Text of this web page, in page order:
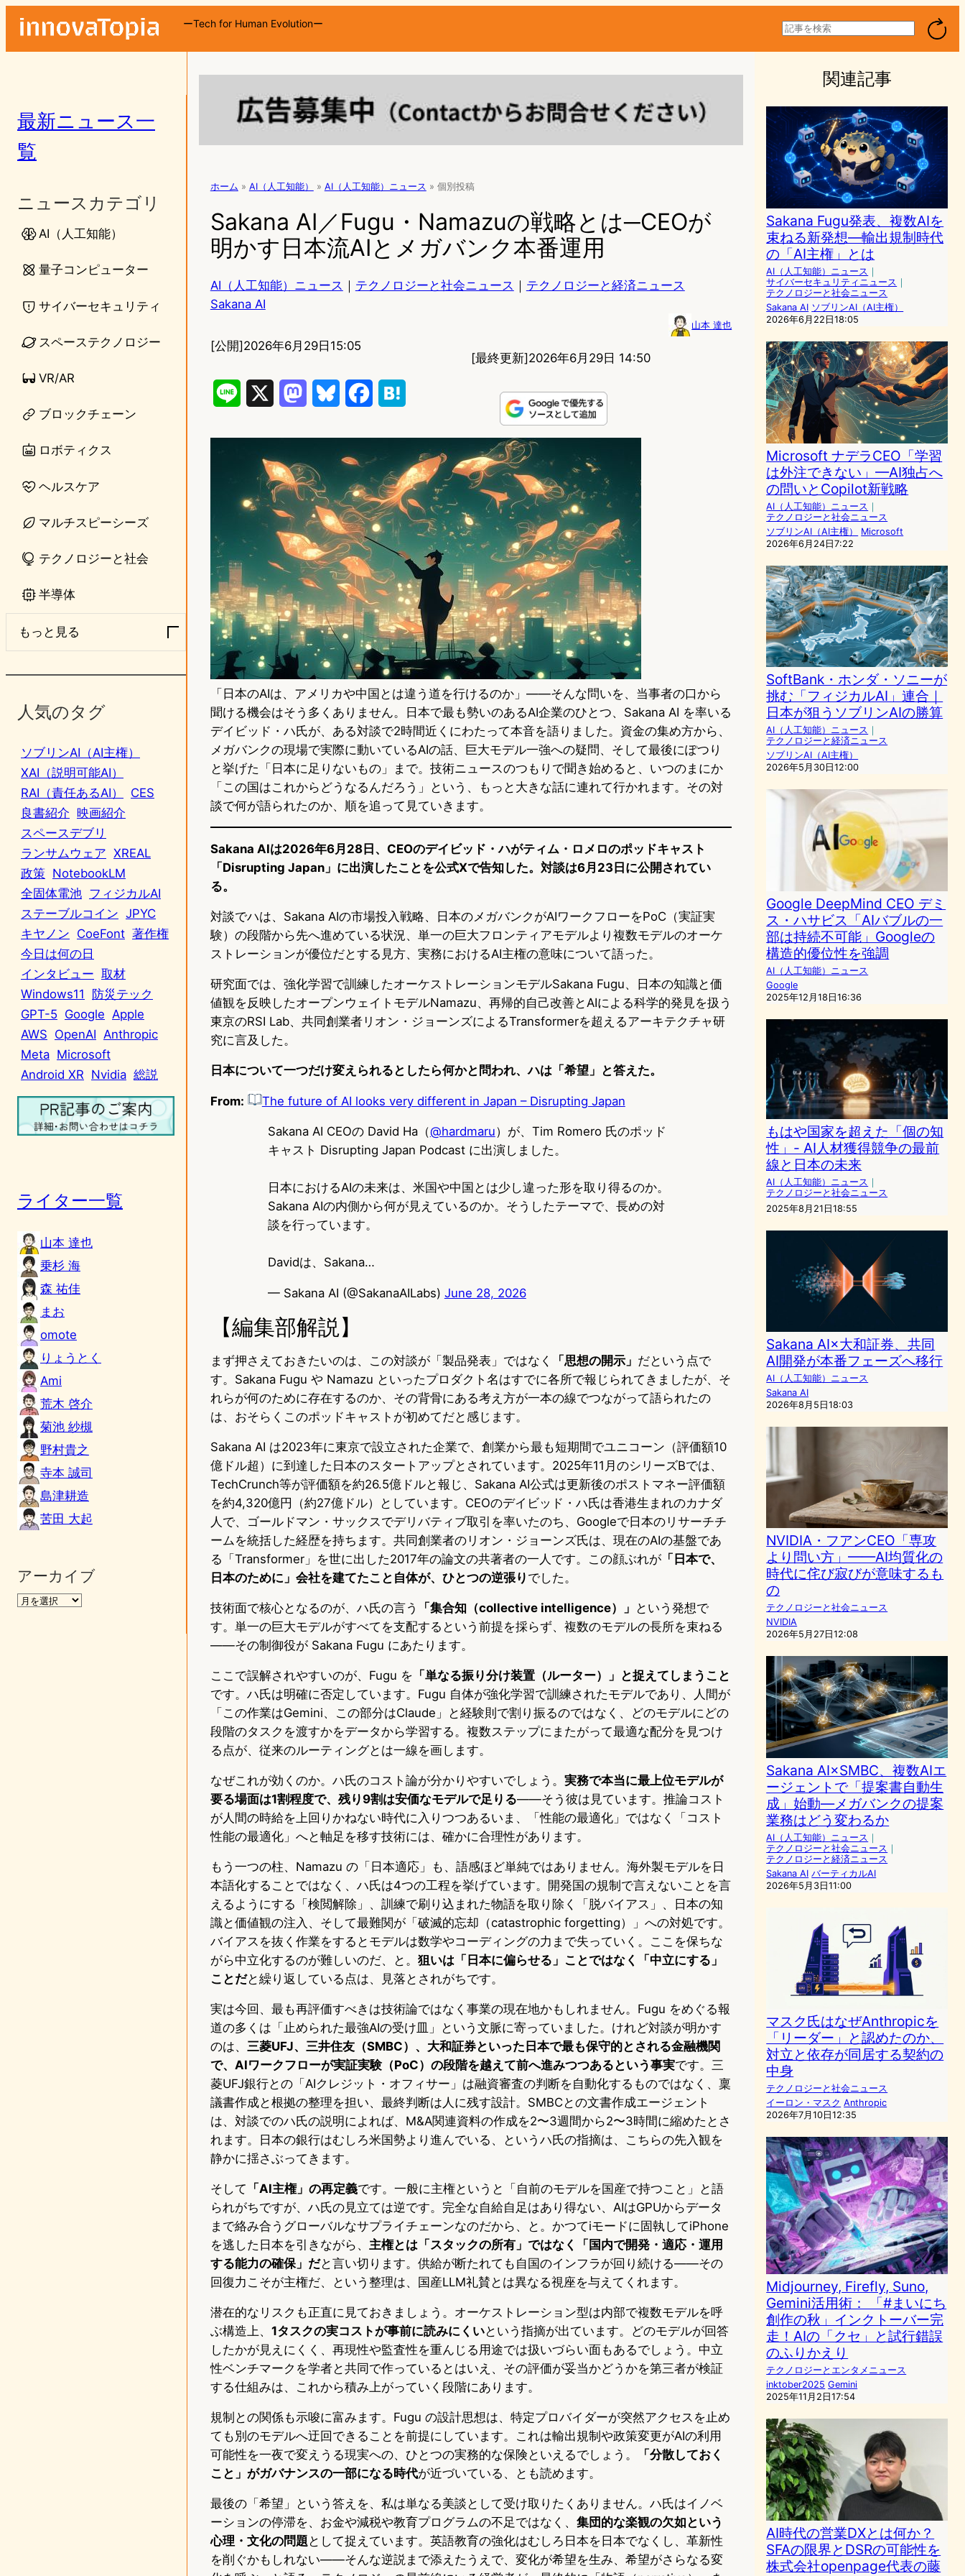
ーTech for Human Evolutionー
検
索
最新ニュース一
覧
ニュースカテゴリ
AI（人工知能）
量子コンピューター
サイバーセキュリティ
スペーステクノロジー
VR/AR
ブロックチェーン
ロボティクス
ヘルスケア
マルチスピーシーズ
テクノロジーと社会
半導体
もっと見る
人気のタグ
ソブリンAI（AI主権）
XAI（説明可能AI）
RAI（責任あるAI）
CES
良書紹介 映画紹介
スペースデブリ
ランサムウェア XREAL
政策 NotebookLM
全固体電池 フィジカルAI
ステーブルコイン JPYC
キヤノン CoeFont 著作権
今日は何の日
インタビュー 取材
Windows11
防災テック
GPT-5 Google Apple
AWS OpenAI Anthropic
Meta Microsoft
Android XR Nvidia 総説
ライター一覧
山本 達也
乗杉 海
森 祐佳
まお
omote
りょうとく
Ami
荒木 啓介
菊池 紗槻
野村貴之
寺本 誠司
島津耕造
苦田 大起
アーカイブ
ホーム » AI（人工知能） » AI（人工知能）ニュース » 個別投稿
Sakana AI／Fugu・Namazuの戦略とは─CEOが
明かす日本流AIとメガバンク本番運用
AI（人工知能）ニュース ｜ テクノロジーと社会ニュース ｜ テクノロジーと経済ニュース
Sakana AI
山本 達也
[公開]2026年6月29日15:05
[最終更新]2026年6月29日 14:50
t
o
d
o
n
s
k
y
e
b
o
k
e
n
a
「日本のAIは、アメリカや中国とは違う道を行けるのか」――そんな問いを、当事者の口から
聞ける機会はそう多くありません。日本で最も勢いのあるAI企業のひとつ、Sakana AI を率いる
デイビッド・ハ氏が、ある対談で2時間近くにわたって本音を語りました。資金の集め方から、
メガバンクの現場で実際に動いているAIの話、巨大モデル一強への疑問、そして最後にぽつり
と挙げた「日本に足りないもの」まで。技術ニュースのつもりで聞き始めると、いつのまにか
「この国はこれからどうなるんだろう」という、もっと大きな話に連れて行かれます。その対
談で何が語られたのか、順を追って見ていきます。
Sakana AIは2026年6月28日、CEOのデイビッド・ハがティム・ロメロのポッドキャスト
「Disrupting Japan」に出演したことを公式Xで告知した。対談は6月23日に公開されてい
る。
対談でハは、Sakana AIの市場投入戦略、日本のメガバンクがAIワークフローをPoC（実証実
験）の段階から先へ進めている状況、単一の巨大フロンティアモデルより複数モデルのオーケ
ストレーションが優位だとする見方、実務におけるAI主権の意味について語った。
研究面では、強化学習で訓練したオーケストレーションモデルSakana Fugu、日本の知識と価
値観を反映したオープンウェイトモデルNamazu、再帰的自己改善とAIによる科学的発見を扱う
東京のRSI Lab、共同創業者リオン・ジョーンズによるTransformerを超えるアーキテクチャ研
究に言及した。
日本について一つだけ変えられるとしたら何かと問われ、ハは「希望」と答えた。
From: The future of AI looks very different in Japan – Disrupting Japan
Sakana AI CEOの David Ha（@hardmaru）が、Tim Romero 氏のポッド
キャスト Disrupting Japan Podcast に出演しました。
日本におけるAIの未来は、米国や中国とは少し違った形を取り得るのか。
Sakana AIの内側から何が見えているのか。そうしたテーマで、長めの対
談を行っています。
Davidは、Sakana…
— Sakana AI (@SakanaAILabs) June 28, 2026
【編集部解説】
まず押さえておきたいのは、この対談が「製品発表」ではなく 「思想の開示」 だという点で
す。Sakana Fugu や Namazu といったプロダクト名はすでに各所で報じられてきましたが、そ
れらが何のために存在するのか、その背骨にある考え方が一本の線でつながって語られたの
は、おそらくこのポッドキャストが初めてだと感じます。
Sakana AI は2023年に東京で設立された企業で、創業から最も短期間でユニコーン（評価額10
億ドル超）に到達した日本のスタートアップとされています。2025年11月のシリーズBでは、
TechCrunch等が評価額を約26.5億ドルと報じ、Sakana AI公式は更新後のポストマネー評価額
を約4,320億円（約27億ドル）としています。CEOのデイビッド・ハ氏は香港生まれのカナダ
人で、ゴールドマン・サックスでデリバティブ取引を率いたのち、Googleで日本のリサーチチ
ームを統括した経歴を持ちます。共同創業者のリオン・ジョーンズ氏は、現在のAIの基盤であ
る「Transformer」を世に出した2017年の論文の共著者の一人です。この顔ぶれが「日本で、
日本のために」会社を建てたこと自体が、ひとつの逆張り でした。
技術面で核心となるのが、ハ氏の言う 「集合知（collective intelligence）」 という発想で
す。単一の巨大モデルがすべてを支配するという前提を採らず、複数のモデルの長所を束ねる
――その制御役が Sakana Fugu にあたります。
ここで誤解されやすいのが、Fugu を 「単なる振り分け装置（ルーター）」と捉えてしまうこと
です。ハ氏は明確に否定しています。Fugu 自体が強化学習で訓練されたモデルであり、人間が
「この作業はGemini、この部分はClaude」と経験則で割り振るのではなく、どのモデルにどの
段階のタスクを渡すかをデータから学習する。複数ステップにまたがって最適な配分を見つけ
る点が、従来のルーティングとは一線を画します。
なぜこれが効くのか。ハ氏のコスト論が分かりやすいでしょう。 実務で本当に最上位モデルが
要る場面は1割程度で、残り9割は安価なモデルで足りる――そう彼は見ています。推論コスト
が人間の時給を上回りかねない時代に入りつつあるいま、「性能の最適化」ではなく「コスト
性能の最適化」へと軸足を移す技術には、確かに合理性があります。
もう一つの柱、Namazu の「日本適応」も、語感ほど単純ではありません。海外製モデルを日
本語化することではなく、ハ氏は4つの工程を挙げています。開発国の規制で言えないことを言
えるようにする「検閲解除」、訓練で刷り込まれた物語を取り除く「脱バイアス」、日本の知
識と価値観の注入、そして最難関が「破滅的忘却（catastrophic forgetting）」への対処です。
バイアスを抜く作業をするとモデルは数学やコーディングの力まで失っていく。ここを保ちな
がら中立化するのが難しいのだ、と。 狙いは「日本に偏らせる」ことではなく「中立にする」
ことだと繰り返している点は、見落とされがちです。
実は今回、最も再評価すべきは技術論ではなく事業の現在地かもしれません。Fugu をめぐる報
道の多くは「止められた最強AIの受け皿」という文脈に寄っていました。けれど対談が明かす
のは、 三菱UFJ、三井住友（SMBC）、大和証券といった日本で最も保守的とされる金融機関
で、AIワークフローが実証実験（PoC）の段階を越えて前へ進みつつあるという事実です。三
菱UFJ銀行との「AIクレジット・オフィサー」は融資審査の判断を自動化するものではなく、稟
議書作成と根拠の整理を担い、最終判断は人に残す設計。SMBCとの文書作成エージェント
は、対談でのハ氏の説明によれば、M&A関連資料の作成を2〜3週間から2〜3時間に縮めたとさ
れます。日本の銀行はむしろ米国勢より進んでいる、というハ氏の指摘は、こちらの先入観を
静かに揺さぶってきます。
そして 「AI主権」の再定義です。一般に主権というと「自前のモデルを国産で持つこと」と語
られがちですが、ハ氏の見立ては逆です。完全な自給自足はあり得ない、AIはGPUからデータ
まで絡み合うグローバルなサプライチェーンなのだから、と。かつてiモードに固執してiPhone
を逃した日本を引きながら、 主権とは「スタックの所有」ではなく「国内で開発・適応・運用
する能力の確保」だと言い切ります。供給が断たれても自国のインフラが回り続ける――その
回復力こそが主権だ、という整理は、国産LLM礼賛とは異なる視座を与えてくれます。
潜在的なリスクも正直に見ておきましょう。オーケストレーション型は内部で複数モデルを呼
ぶ構造上、 1タスクの実コストが事前に読みにくいという指摘が出ています。どのモデルが回答
したかが見えにくく、再現性や監査性を重んじる用途では扱いづらい面もあるでしょう。中立
性ベンチマークを学者と共同で作っているとはいえ、その評価が妥当かどうかを第三者が検証
する仕組みは、これから積み上がっていく段階にあります。
規制との関係も示唆に富みます。Fugu の設計思想は、特定プロバイダーが突然アクセスを止め
ても別のモデルへ迂回できることを前提にしています。これは輸出規制や政策変更がAIの利用
可能性を一夜で変えうる現実への、ひとつの実務的な保険といえるでしょう。
「分散しておく
こと」がガバナンスの一部になる時代が近づいている、とも読めます。
最後の「希望」という答えを、私は単なる美談として受け取りたくありません。ハ氏はイノベ
ーションの停滞を、お金や減税や教育プログラムの不足ではなく、 集団的な楽観の欠如という
心理・文化の問題 として捉えています。英語教育の強化はむしろ日本を日本でなくし、革新性
を削ぐかもしれない――そんな逆説まで添えたうえで、変化が希望を生み、希望がさらなる変
関連記事
Sakana Fugu発表、複数AIを
束ねる新発想―輸出規制時代
の「AI主権」とは
AI（人工知能）ニュース ｜
サイバーセキュリティニュース ｜
テクノロジーと社会ニュース
Sakana AI ソブリンAI（AI主権）
2026年6月22日18:05
Microsoft ナデラCEO「学習
は外注できない」—AI独占へ
の問いとCopilot新戦略
AI（人工知能）ニュース ｜
テクノロジーと社会ニュース
ソブリンAI（AI主権）
Microsoft
2026年6月24日7:22
SoftBank・ホンダ・ソニーが
挑む「フィジカルAI」連合｜
日本が狙うソブリンAIの勝算
AI（人工知能）ニュース ｜
テクノロジーと経済ニュース
ソブリンAI（AI主権）
2026年5月30日12:00
Google DeepMind CEO デミ
ス・ハサビス「AIバブルの一
部は持続不可能」Googleの
構造的優位性を強調
AI（人工知能）ニュース
Google
2025年12月18日16:36
もはや国家を超えた「個の知
性」- AI人材獲得競争の最前
線と日本の未来
AI（人工知能）ニュース ｜
テクノロジーと社会ニュース
2025年8月21日18:55
Sakana AI×大和証券、共同
AI開発が本番フェーズへ移行
AI（人工知能）ニュース
Sakana AI
2026年8月5日18:03
NVIDIA・フアンCEO「専攻
より問い方」——AI均質化の
時代に侘び寂びが意味するも
の
テクノロジーと社会ニュース
NVIDIA
2026年5月27日12:08
Sakana AI×SMBC、複数AIエ
ージェントで「提案書自動生
成」始動―メガバンクの提案
業務はどう変わるか
AI（人工知能）ニュース ｜
テクノロジーと社会ニュース ｜
テクノロジーと経済ニュース
Sakana AI バーティカルAI
2026年5月3日11:00
マスク氏はなぜAnthropicを
「リーダー」と認めたのか、
対立と依存が同居する契約の
中身
テクノロジーと社会ニュース
イーロン・マスク Anthropic
2026年7月10日12:35
Midjourney, Firefly, Suno,
Gemini活用術： 「#まいにち
創作の秋」インクトーバー完
走！AIの「クセ」と試行錯誤
のふりかえり
テクノロジーとエンタメニュース
inktober2025 Gemini
2025年11月2日17:54
AI時代の営業DXとは何か？
SFAの限界とDSRの可能性を
株式会社openpage代表の藤